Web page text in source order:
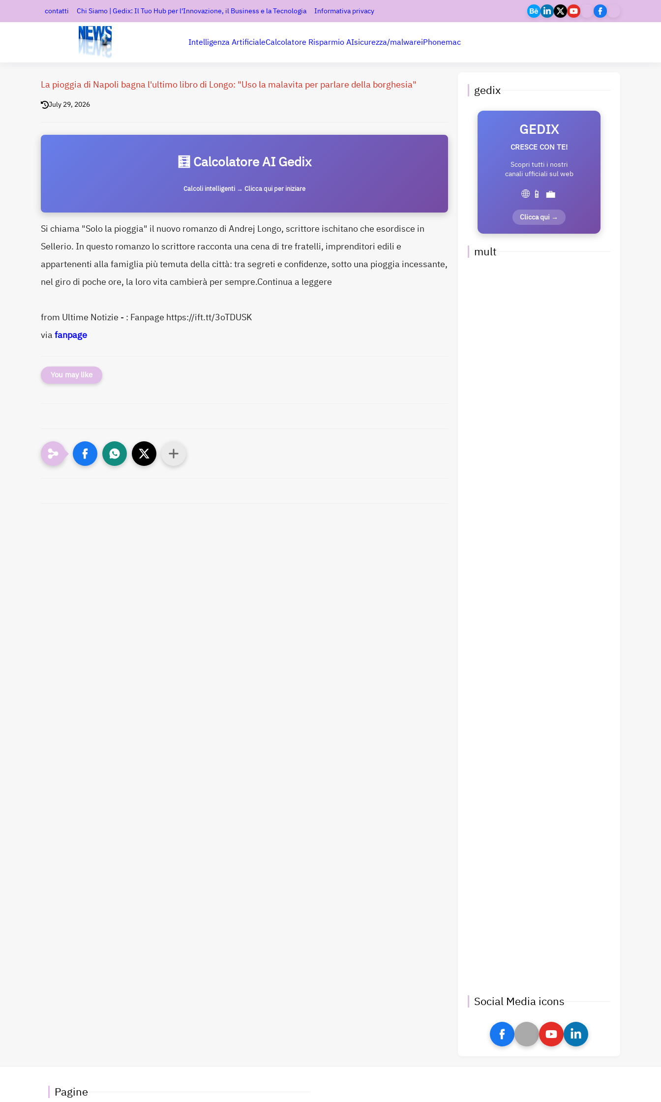
contatti Chi Siamo | Gedix: Il Tuo Hub per l'Innovazione, il Business e la Tecnologia Informativa privacy
Intelligenza ArtificialeCalcolatore Risparmio AIsicurezza/malwareiPhonemac
La pioggia di Napoli bagna l'ultimo libro di Longo: "Uso la malavita per parlare della borghesia"
July 29, 2026
🧮 Calcolatore AI Gedix
Calcoli intelligenti → Clicca qui per iniziare
Si chiama "Solo la pioggia" il nuovo romanzo di Andrej Longo, scrittore ischitano che esordisce in
Sellerio. In questo romanzo lo scrittore racconta una cena di tre fratelli, imprenditori edili e
appartenenti alla famiglia più temuta della città: tra segreti e confidenze, sotto una pioggia incessante,
nel giro di poche ore, la loro vita cambierà per sempre.Continua a leggere
from Ultime Notizie - : Fanpage https://ift.tt/3oTDUSK
viafanpage
You may like
gedix
GEDIX
CRESCE CON TE!
Scopri tutti i nostri
canali ufficiali sul web
🌐 📱 💼
Clicca qui →
mult
Social Media icons
Pagine